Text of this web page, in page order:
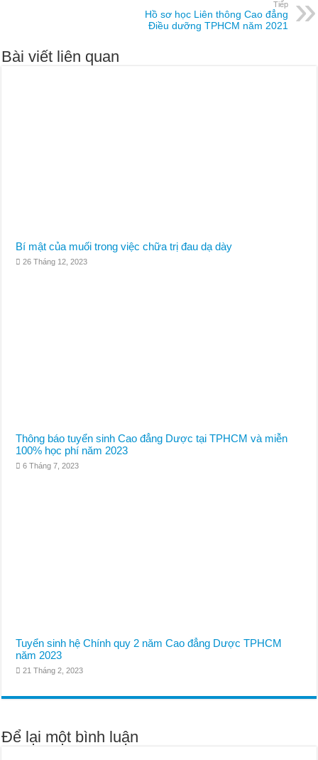
Tiếp
Hồ sơ học Liên thông Cao đẳng
Điều dưỡng TPHCM năm 2021
Bài viết liên quan
Bí mật của muối trong việc chữa trị đau dạ dày
26 Tháng 12, 2023
Thông báo tuyển sinh Cao đẳng Dược tại TPHCM và miễn
100% học phí năm 2023
6 Tháng 7, 2023
Tuyển sinh hệ Chính quy 2 năm Cao đẳng Dược TPHCM
năm 2023
21 Tháng 2, 2023
Để lại một bình luận